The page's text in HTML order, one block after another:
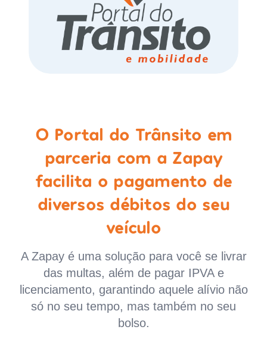
O Portal do Trânsito em
parceria com a Zapay
facilita o pagamento de
diversos débitos do seu
veículo
A Zapay é uma solução para você se livrar
das multas, além de pagar IPVA e
licenciamento, garantindo aquele alívio não
só no seu tempo, mas também no seu
bolso.